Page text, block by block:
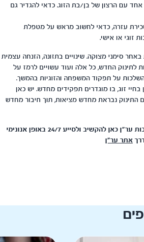
עם הרצון של בן/בת הזוג. כדאי להגדיר גם
עזרה, כדאי לחשוב מראש על מטפלת
זוגי או אישי.
סימני מצוקה. שינויים בתזונה, הזנחה עצמית
לתינוק החדש, כל אלה ועוד עשויים לרמז על
על תפקוד המשפחה והזוגיות בהמשך.
זוג, בו מוגדרים תפקידים מחדש. יש כאן
נבראת מחדש מציאות, תוך חיבור מחדש
שירות התמיכה הרגשי לאימהות ואבות אחרי לידה - מתנדבי ומתנדבות ער״ן כאן להקשיב ולסייע 24/7 באופן אנונימי
אתר ער"ן